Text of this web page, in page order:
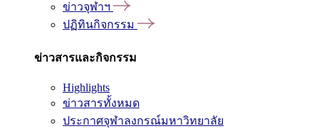
ข่าวจุฬาฯ
ปฏิทินกิจกรรม
ข่าวสารและกิจกรรม
Highlights
ข่าวสารทั้งหมด
ประกาศจุฬาลงกรณ์มหาวิทยาลัย